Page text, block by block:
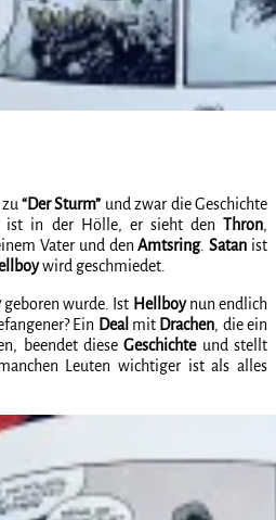
“Der Sturm” und zwar die Geschichte
ist in der Hölle, er sieht denThron,
Vater und denAmtsring.Satan ist
wird geschmiedet.
geboren wurde. Ist Hellboynun endlich
Ein Deal mit Drachen, die ein
beendet dieseGeschichteund stellt
Leuten wichtiger ist als alles